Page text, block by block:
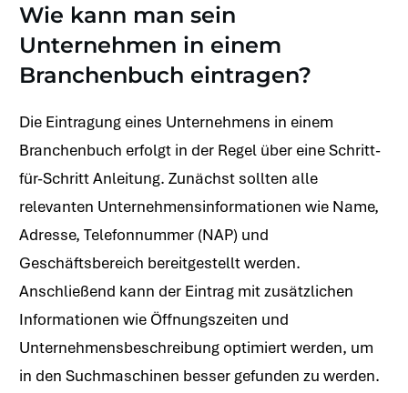
Wie kann man sein
Unternehmen in einem
Branchenbuch eintragen?
Die Eintragung eines Unternehmens in einem
Branchenbuch erfolgt in der Regel über eine Schritt-
für-Schritt Anleitung. Zunächst sollten alle
relevanten Unternehmensinformationen wie Name,
Adresse, Telefonnummer (NAP) und
Geschäftsbereich bereitgestellt werden.
Anschließend kann der Eintrag mit zusätzlichen
Informationen wie Öffnungszeiten und
Unternehmensbeschreibung optimiert werden, um
in den Suchmaschinen besser gefunden zu werden.